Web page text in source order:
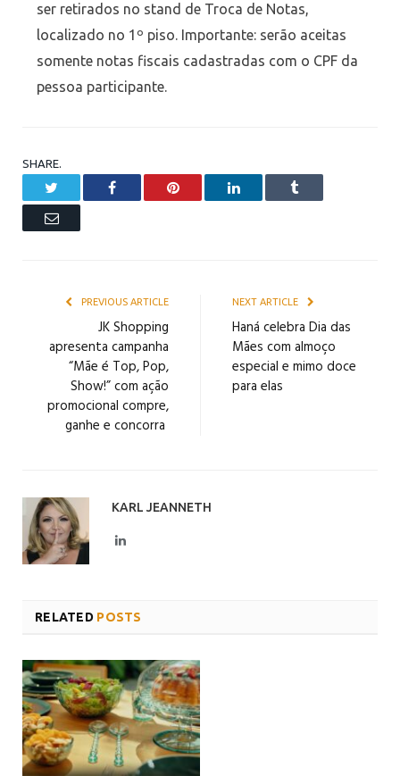
ser retirados no stand de Troca de Notas,
localizado no 1º piso. Importante: serão aceitas
somente notas fiscais cadastradas com o CPF da
pessoa participante.
SHARE.
Facebook Pinterest LinkedIn Tumblr
Email
PREVIOUS ARTICLE
JK Shopping
apresenta campanha
“Mãe é Top, Pop,
Show!” com ação
promocional compre,
ganhe e concorra
NEXT ARTICLE
Haná celebra Dia das
Mães com almoço
especial e mimo doce
para elas
KARL JEANNETH
LinkedIn
RELATED POSTS